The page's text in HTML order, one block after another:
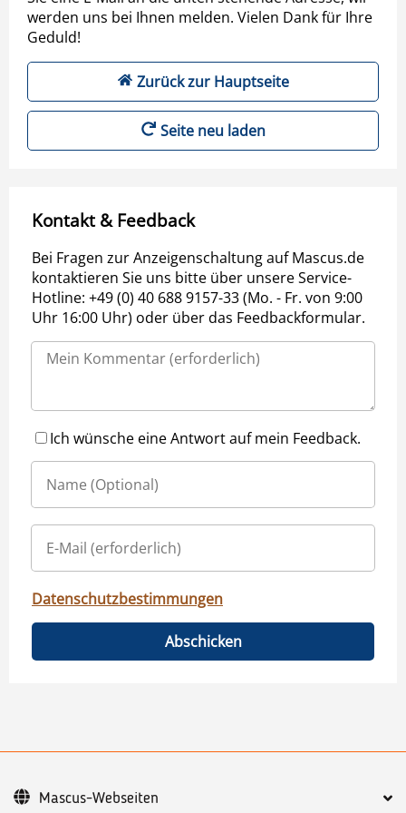
werden uns bei Ihnen melden. Vielen Dank für Ihre
Geduld!
Zurück zur Hauptseite
Seite neu laden
Kontakt & Feedback
Bei Fragen zur Anzeigenschaltung auf Mascus.de
kontaktieren Sie uns bitte über unsere Service-
Hotline: +49 (0) 40 688 9157-33 (Mo. - Fr. von 9:00
Uhr 16:00 Uhr) oder über das Feedbackformular.
Ich wünsche eine Antwort auf mein Feedback.
Datenschutzbestimmungen
Abschicken
Mascus-Webseiten